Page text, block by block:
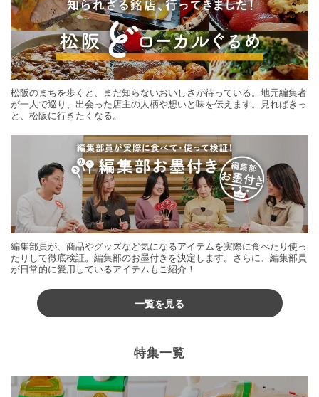
松阪のまちを歩くと、まだ知らないおいしさが待っている。地元編集者
が一人で巡り、出会った店主の人柄や想いと味を伝えます。見ればきっ
と、松阪に行きたくなる。
編集部員が、商品やグッズなど気になるアイテムを実際に食べたり使っ
たりして徹底検証。編集部のお墨付きを決定します。さらに、編集部員
が日常的に愛用しているアイテムもご紹介！
一覧を見る
特集一覧